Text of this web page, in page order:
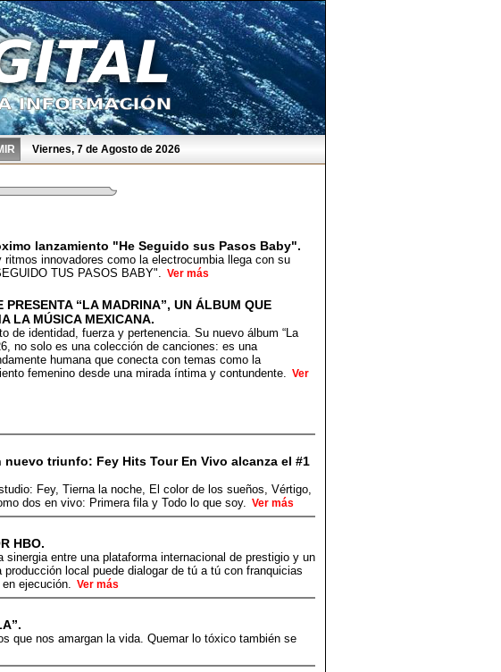
Viernes, 7 de Agosto de 2026
lanzamiento "He Seguido sus Pasos Baby".
innovadores como la electrocumbia llega con su
TUS PASOS BABY". Ver más
PRESENTA “LA MADRINA”, UN ÁLBUM QUE
LA MÚSICA MEXICANA.
de identidad, fuerza y pertenencia. Su nuevo álbum “La
no solo es una colección de canciones: es una
humana que conecta con temas como la
femenino desde una mirada íntima y contundente. Ver
triunfo: Fey Hits Tour En Vivo alcanza el #1
Fey, Tierna la noche, El color de los sueños, Vértigo,
dos en vivo: Primera fila y Todo lo que soy. Ver más
HBO.
sinergia entre una plataforma internacional de prestigio y un
local puede dialogar de tú a tú con franquicias
ejecución. Ver más
que nos amargan la vida. Quemar lo tóxico también se